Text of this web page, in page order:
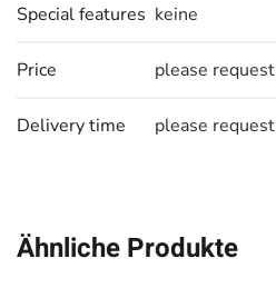
Special features keine
Price please request
Delivery time please request
Ähnliche Produkte